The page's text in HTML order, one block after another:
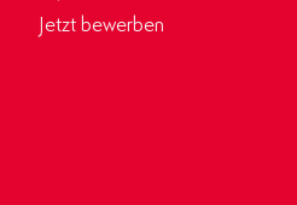
Jetzt bewerben